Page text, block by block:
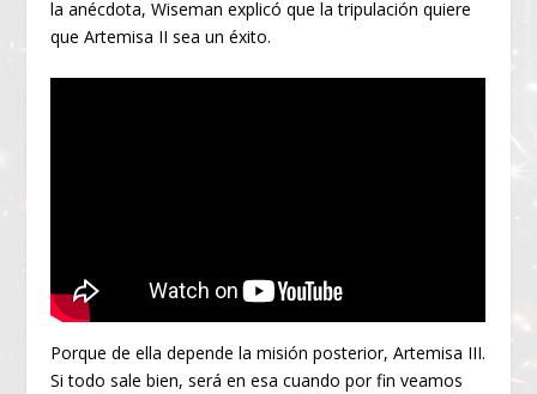
la anécdota, Wiseman explicó que la tripulación quiere
que Artemisa II sea un éxito.
Porque de ella depende la misión posterior, Artemisa III.
Si todo sale bien, será en esa cuando por fin veamos